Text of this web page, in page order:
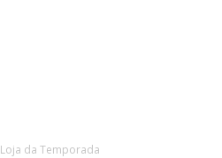
Loja da Temporada